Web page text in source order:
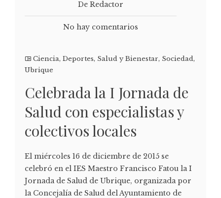
De Redactor
No hay comentarios
Ciencia, Deportes, Salud y Bienestar, Sociedad,
Ubrique
Celebrada la I Jornada de
Salud con especialistas y
colectivos locales
El miércoles 16 de diciembre de 2015 se
celebró en el IES Maestro Francisco Fatou la I
Jornada de Salud de Ubrique, organizada por
la Concejalía de Salud del Ayuntamiento de